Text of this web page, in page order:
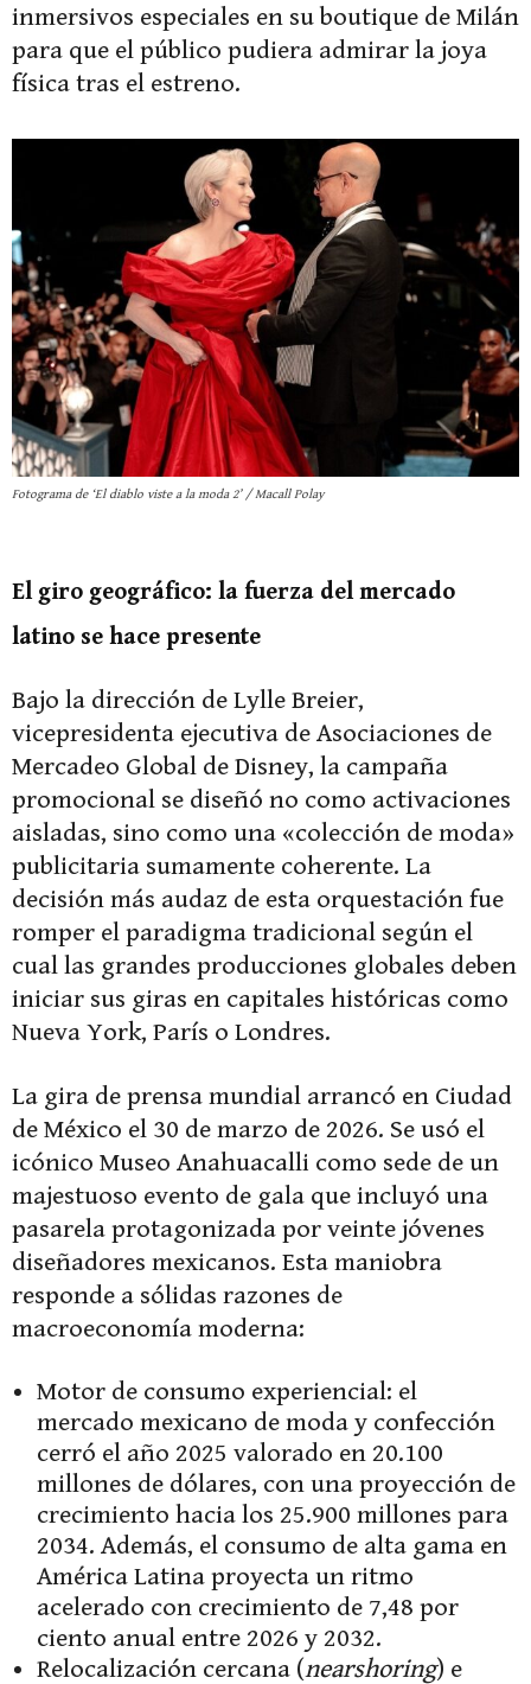
inmersivos especiales en su boutique de Milán
para que el público pudiera admirar la joya
física tras el estreno.
Fotograma de ‘El diablo viste a la moda 2’ / Macall Polay
El giro geográfico: la fuerza del mercado
latino se hace presente
Bajo la dirección de Lylle Breier,
vicepresidenta ejecutiva de Asociaciones de
Mercadeo Global de Disney, la campaña
promocional se diseñó no como activaciones
aisladas, sino como una «colección de moda»
publicitaria sumamente coherente. La
decisión más audaz de esta orquestación fue
romper el paradigma tradicional según el
cual las grandes producciones globales deben
iniciar sus giras en capitales históricas como
Nueva York, París o Londres.
La gira de prensa mundial arrancó en Ciudad
de México el 30 de marzo de 2026. Se usó el
icónico Museo Anahuacalli como sede de un
majestuoso evento de gala que incluyó una
pasarela protagonizada por veinte jóvenes
diseñadores mexicanos. Esta maniobra
responde a sólidas razones de
macroeconomía moderna:
Motor de consumo experiencial: el
mercado mexicano de moda y confección
cerró el año 2025 valorado en 20.100
millones de dólares, con una proyección de
crecimiento hacia los 25.900 millones para
2034. Además, el consumo de alta gama en
América Latina proyecta un ritmo
acelerado con crecimiento de 7,48 por
ciento anual entre 2026 y 2032.
Relocalización cercana (nearshoring) e